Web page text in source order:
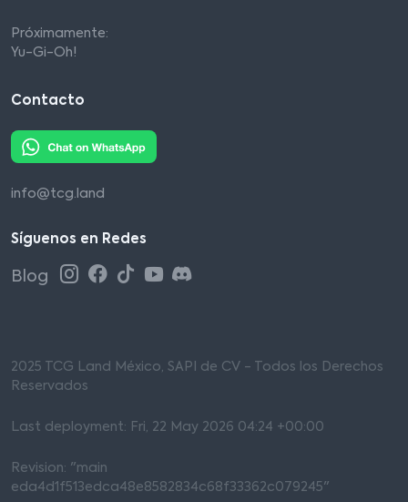
Próximamente:
Yu-Gi-Oh!
Contacto
info@tcg.land
Síguenos en Redes
Blog
2025 TCG Land México, SAPI de CV - Todos los Derechos
Reservados
Last deployment: Fri, 22 May 2026 04:24 +00:00
Revision: "main
eda4d1f513edca48e8582834c68f33362c079245"